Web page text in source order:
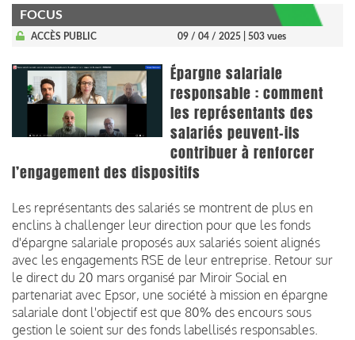
FOCUS
ACCÈS PUBLIC 09 / 04 / 2025 | 503 vues
Épargne salariale
responsable : comment
les représentants des
salariés peuvent-ils
contribuer à renforcer
l’engagement des dispositifs
Les représentants des salariés se montrent de plus en
enclins à challenger leur direction pour que les fonds
d'épargne salariale proposés aux salariés soient alignés
avec les engagements RSE de leur entreprise. Retour sur
le direct du 20 mars organisé par Miroir Social en
partenariat avec Epsor, une société à mission en épargne
salariale dont l'objectif est que 80% des encours sous
gestion le soient sur des fonds labellisés responsables.